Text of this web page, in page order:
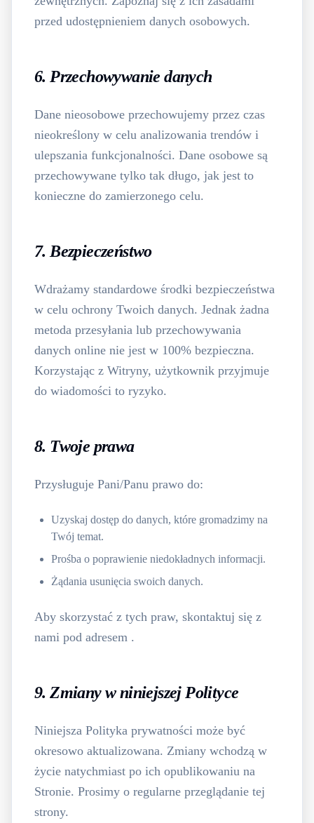
przed udostępnieniem danych osobowych.
6. Przechowywanie danych
Dane nieosobowe przechowujemy przez czas
nieokreślony w celu analizowania trendów i
ulepszania funkcjonalności. Dane osobowe są
przechowywane tylko tak długo, jak jest to
konieczne do zamierzonego celu.
7. Bezpieczeństwo
Wdrażamy standardowe środki bezpieczeństwa
w celu ochrony Twoich danych. Jednak żadna
metoda przesyłania lub przechowywania
danych online nie jest w 100% bezpieczna.
Korzystając z Witryny, użytkownik przyjmuje
do wiadomości to ryzyko.
8. Twoje prawa
Przysługuje Pani/Panu prawo do:
Uzyskaj dostęp do danych, które gromadzimy na
Twój temat.
Prośba o poprawienie niedokładnych informacji.
Żądania usunięcia swoich danych.
Aby skorzystać z tych praw, skontaktuj się z
nami pod adresem .
9. Zmiany w niniejszej Polityce
Niniejsza Polityka prywatności może być
okresowo aktualizowana. Zmiany wchodzą w
życie natychmiast po ich opublikowaniu na
Stronie. Prosimy o regularne przeglądanie tej
strony.